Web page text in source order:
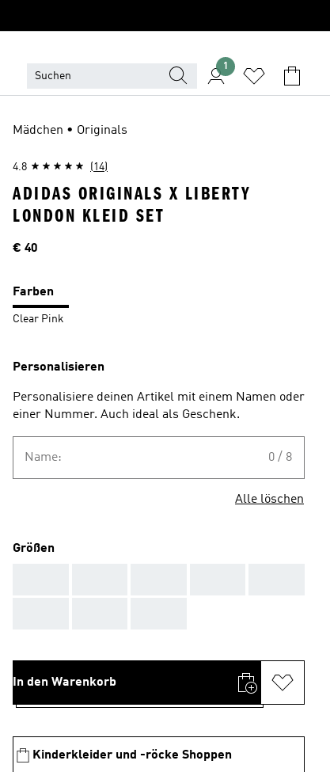
1
Mädchen • Originals
4.8 (14)
ADIDAS ORIGINALS X LIBERTY
LONDON KLEID SET
Preis
€ 40
Farben
Clear Pink
Personalisieren
Personalisiere deinen Artikel mit einem Namen oder
einer Nummer. Auch ideal als Geschenk.
Name: 0 / 8
Alle löschen
Größen
In den Warenkorb
Kinderkleider und -röcke Shoppen